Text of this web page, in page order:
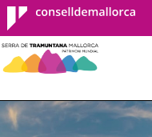
Consell de
Mallorca